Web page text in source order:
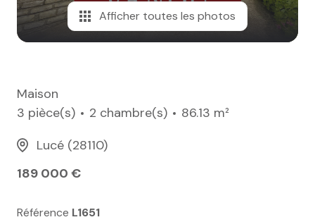
contact
Afficher toutes les photos
Maison
3 pièce(s)
2 chambre(s)
86.13 m²
Lucé (28110)
189 000 €
Référence L1651